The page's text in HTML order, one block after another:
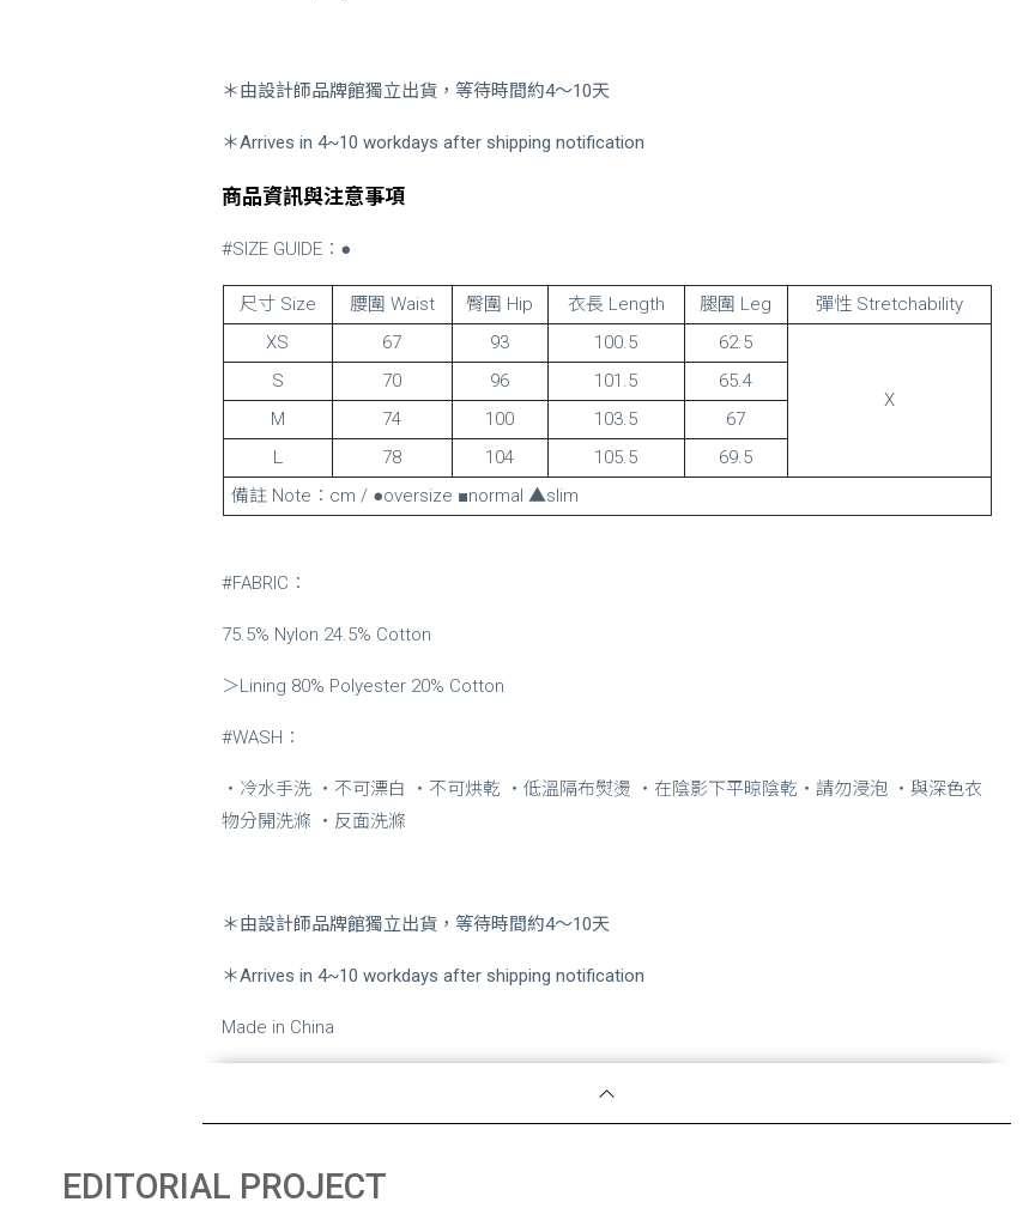
＊由設計師品牌館獨立出貨，等待時間約4～10天
＊Arrives in 4~10 workdays after shipping notification
商品資訊與注意事項
#SIZE GUIDE：●
尺寸 Size 腰圍 Waist 臀圍 Hip 衣長 Length 腿圍 Leg
彈性 Stretchability
XS
67 93 100.5 62.5
X
S 70 96 101.5
65.4
M
74 100 103.5
67
Ｌ
78 104 105.5
69.5
備註 Note：cm / ●oversize ■normal ▲slim
#FABRIC：
75.5% Nylon 24.5% Cotton
＞Lining 80% Polyester 20% Cotton
#WASH：
・ 冷水手洗 ・不可漂白 ・不可烘乾 ・低溫隔布熨燙 ・在陰影下平晾陰乾・請勿浸泡 ・與深色衣
物分開洗滌 ・反面洗滌
＊由設計師品牌館獨立出貨，等待時間約4～10天
＊Arrives in 4~10 workdays after shipping notification
Made in China
EDITORIAL PROJECT